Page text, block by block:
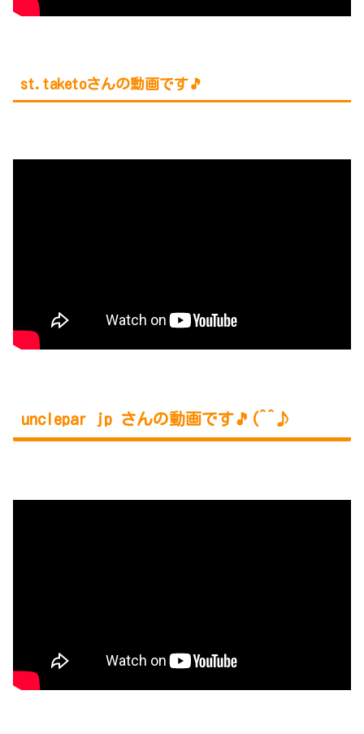
st.taketoさんの動画です🎵
unclepar jp さんの動画です🎵(^^♪